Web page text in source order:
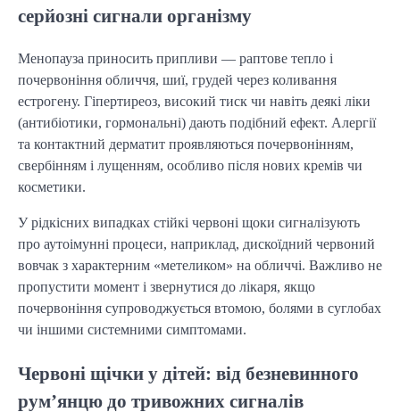
серйозні сигнали організму
Менопауза приносить припливи — раптове тепло і
почервоніння обличчя, шиї, грудей через коливання
естрогену. Гіпертиреоз, високий тиск чи навіть деякі ліки
(антибіотики, гормональні) дають подібний ефект. Алергії
та контактний дерматит проявляються почервонінням,
свербінням і лущенням, особливо після нових кремів чи
косметики.
У рідкісних випадках стійкі червоні щоки сигналізують
про аутоімунні процеси, наприклад, дискоїдний червоний
вовчак з характерним «метеликом» на обличчі. Важливо не
пропустити момент і звернутися до лікаря, якщо
почервоніння супроводжується втомою, болями в суглобах
чи іншими системними симптомами.
Червоні щічки у дітей: від безневинного
рум’янцю до тривожних сигналів